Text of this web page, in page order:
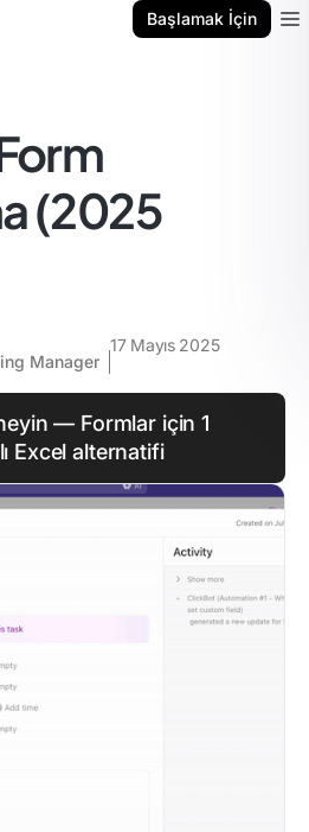
Başlamak İçin
(2025
Manager
17 Mayıs 2025
— Formlar için 1
Excel alternatifi